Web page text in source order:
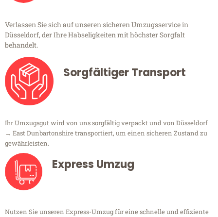
Verlassen Sie sich auf unseren sicheren Umzugsservice in
Düsseldorf, der Ihre Habseligkeiten mit höchster Sorgfalt
behandelt.
Sorgfältiger Transport
Ihr Umzugsgut wird von uns sorgfältig verpackt und von Düsseldorf
→ East Dunbartonshire transportiert, um einen sicheren Zustand zu
gewährleisten.
Express Umzug
Nutzen Sie unseren Express-Umzug für eine schnelle und effiziente